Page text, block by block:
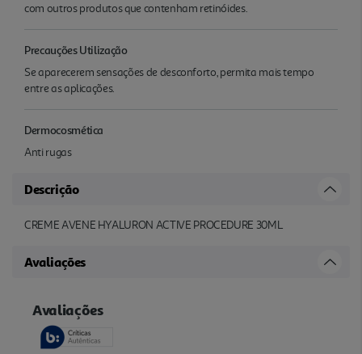
com outros produtos que contenham retinóides.
Precauções Utilização
Se aparecerem sensações de desconforto, permita mais tempo
entre as aplicações.
Dermocosmética
Anti rugas
Descrição
CREME AVENE HYALURON ACTIVE PROCEDURE 30ML
Avaliações